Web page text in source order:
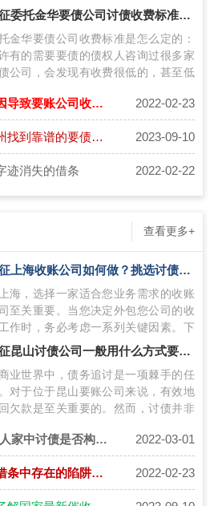
主因此上当。我们列举几个常见的
仪征委托金华要债公司讨债收费标准是多少？
金华要债公司收费标准是怎么定的：
有的需要要债的债权人咨询过很多家
公司，会发现有收费很低的，甚至低
仪征在丽水地区什么原因导致要账公司收费高？ 2022-02-23
仪征五个秘诀帮你在杭州找到靠谱的要债公司 2023-09-10
迹消失的借条 2022-02-22
查看更多+
仪征上海收账公司如何做？挑选讨债的公司技巧
海，选择一家适合您业务需求的收账
至关重要。当您决定外包您公司的收
作时，务必考虑一系列关键因素。下
介绍上海收账公司如何操作，并提供
仪征昆山讨债公司一般用什么方式要账比较有效？
业世界中，债务追讨是一项棘手的任
对于位于昆山要账公司来说，有效地
欠款是至关重要的。然而，讨债并非
仪征案例解读:进入债务人家中讨债是否构成犯罪呢 2022-03-01
仪征金华讨债公司介绍借条中存在的陷阱有哪些？ 2022-02-23